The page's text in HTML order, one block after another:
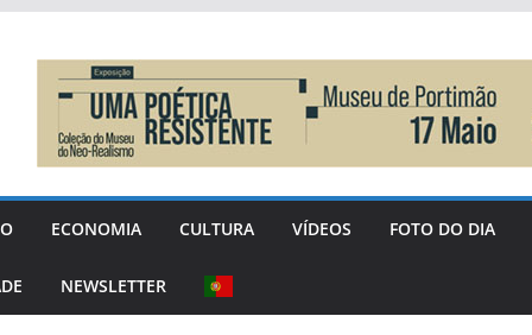
ECONOMIA CULTURA VÍDEOS FOTO DO DIA
NEWSLETTER